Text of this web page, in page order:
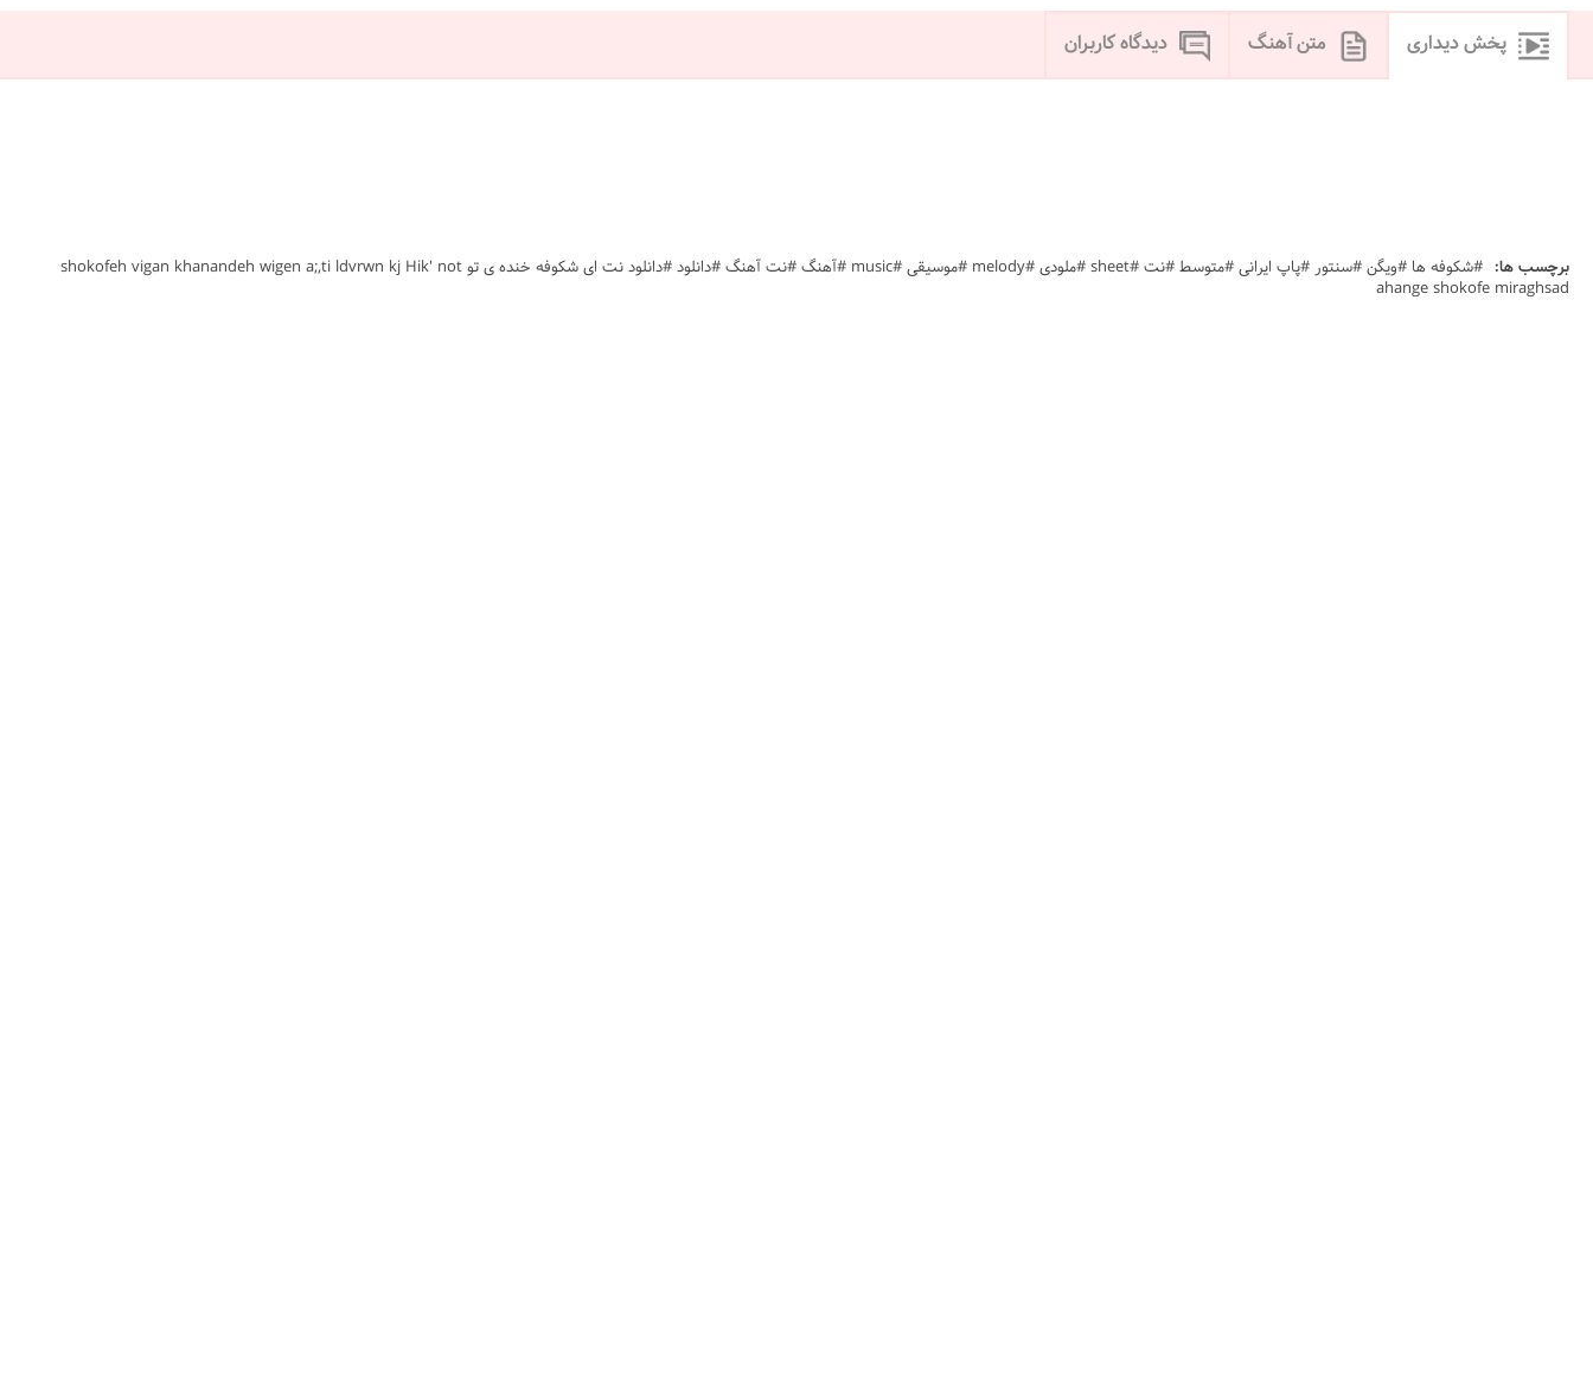
پخش دیداری متن آهنگ دیدگاه کاربران
برچسب ها:
#شکوفه ها #ویگن #سنتور #پاپ ایرانی #متوسط #نت #sheet #ملودی #melody #موسیقی #music #آهنگ #نت آهنگ #دانلود #دانلود نت ای شکوفه خنده ی تو shokofeh vigan khanandeh wigen a;,ti ldvrwn kj Hik' not
ahange shokofe miraghsad